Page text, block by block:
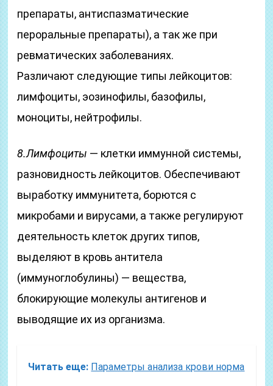
препараты, антиспазматические
пероральные препараты), а так же при
ревматических заболеваниях.
Различают следующие типы лейкоцитов:
лимфоциты, эозинофилы, базофилы,
моноциты, нейтрофилы.
8.Лимфоциты — клетки иммунной системы,
разновидность лейкоцитов. Обеспечивают
выработку иммунитета, борются с
микробами и вирусами, а также регулируют
деятельность клеток других типов,
выделяют в кровь антитела
(иммуноглобулины) — вещества,
блокирующие молекулы антигенов и
выводящие их из организма.
Читать еще: Параметры анализа крови норма